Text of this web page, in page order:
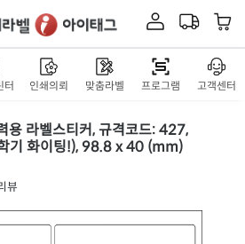
터 인쇄의뢰 맞춤라벨 프로그램 고객센터
용 라벨스티커, 규격코드: 427,
기 화이팅!), 98.8 x 40 (mm)
뷰